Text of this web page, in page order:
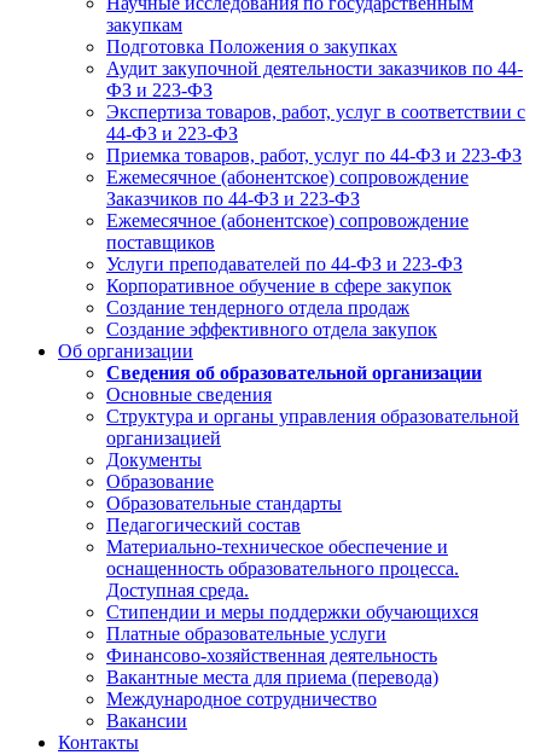
закупкам
Подготовка Положения о закупках
Аудит закупочной деятельности заказчиков по 44-
ФЗ и 223-ФЗ
Экспертиза товаров, работ, услуг в соответствии с
44-ФЗ и 223-ФЗ
Приемка товаров, работ, услуг по 44-ФЗ и 223-ФЗ
Ежемесячное (абонентское) сопровождение
Заказчиков по 44-ФЗ и 223-ФЗ
Ежемесячное (абонентское) сопровождение
поставщиков
Услуги преподавателей по 44-ФЗ и 223-ФЗ
Корпоративное обучение в сфере закупок
Создание тендерного отдела продаж
Создание эффективного отдела закупок
Об организации
Сведения об образовательной организации
Основные сведения
Структура и органы управления образовательной
организацией
Документы
Образование
Образовательные стандарты
Педагогический состав
Материально-техническое обеспечение и
оснащенность образовательного процесса.
Доступная среда.
Стипендии и меры поддержки обучающихся
Платные образовательные услуги
Финансово-хозяйственная деятельность
Вакантные места для приема (перевода)
Международное сотрудничество
Вакансии
Контакты